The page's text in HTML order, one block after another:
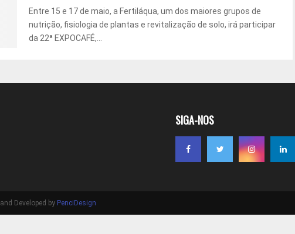
Entre 15 e 17 de maio, a Fertiláqua, um dos maiores grupos de
nutrição, fisiologia de plantas e revitalização de solo, irá participar
da 22ª EXPOCAFÉ,...
SIGA-NOS
Developed by PenciDesign